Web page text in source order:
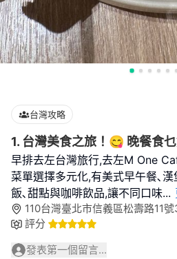
台灣攻略
1. 台灣美食之旅！😋 晚餐食
早排去左台灣旅行,去左M One
菜單選擇多元化,有美式早午餐､
飯､甜點與咖啡飲品,讓不同口味...
110台灣臺北市信義區松壽路11
評分
發表第一個留言...